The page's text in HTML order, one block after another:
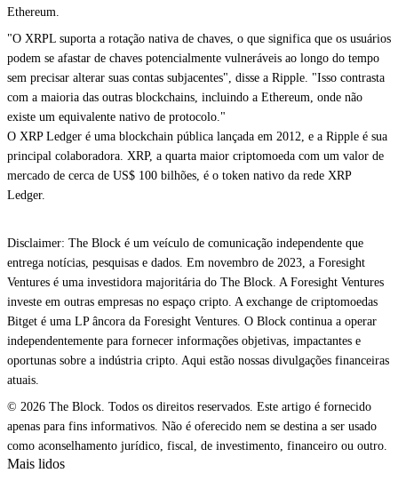
Ethereum.
"O XRPL suporta a rotação nativa de chaves, o que significa que os usuários
podem se afastar de chaves potencialmente vulneráveis ao longo do tempo
sem precisar alterar suas contas subjacentes", disse a Ripple. "Isso contrasta
com a maioria das outras blockchains, incluindo a Ethereum, onde não
existe um equivalente nativo de protocolo."
O XRP Ledger é uma blockchain pública lançada em 2012, e a Ripple é sua
principal colaboradora. XRP, a quarta maior criptomoeda com um valor de
mercado de cerca de US$ 100 bilhões, é o token nativo da rede XRP
Ledger.
Disclaimer: The Block é um veículo de comunicação independente que
entrega notícias, pesquisas e dados. Em novembro de 2023, a Foresight
Ventures é uma investidora majoritária do The Block. A Foresight Ventures
investe em outras empresas no espaço cripto. A exchange de criptomoedas
Bitget é uma LP âncora da Foresight Ventures. O Block continua a operar
independentemente para fornecer informações objetivas, impactantes e
oportunas sobre a indústria cripto. Aqui estão nossas divulgações financeiras
atuais.
© 2026 The Block. Todos os direitos reservados. Este artigo é fornecido
apenas para fins informativos. Não é oferecido nem se destina a ser usado
como aconselhamento jurídico, fiscal, de investimento, financeiro ou outro.
Mais lidos